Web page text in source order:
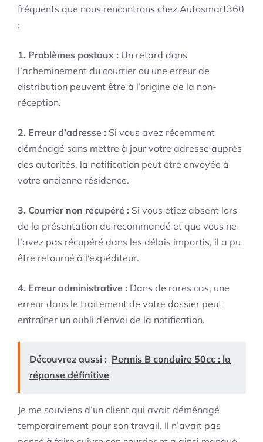
fréquents que nous rencontrons chez Autosmart360
:
1. Problèmes postaux : Un retard dans
l’acheminement du courrier ou une erreur de
distribution peuvent être à l’origine de la non-
réception.
2. Erreur d’adresse : Si vous avez récemment
déménagé sans mettre à jour votre adresse auprès
des autorités, la notification peut être envoyée à
votre ancienne résidence.
3. Courrier non récupéré : Si vous étiez absent lors
de la présentation du recommandé et que vous ne
l’avez pas récupéré dans les délais impartis, il a pu
être retourné à l’expéditeur.
4. Erreur administrative : Dans de rares cas, une
erreur dans le traitement de votre dossier peut
entraîner un oubli d’envoi de la notification.
Découvrez aussi : Permis B conduire 50cc : la
réponse définitive
Je me souviens d’un client qui avait déménagé
temporairement pour son travail. Il n’avait pas